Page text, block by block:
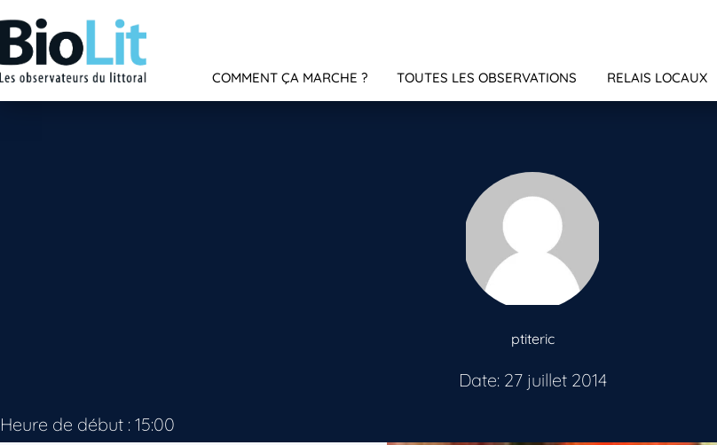
COMMENT ÇA MARCHE ? TOUTES LES OBSERVATIONS RELAIS LOCAUX
ptiteric
Date: 27 juillet 2014
Heure de début : 15:00